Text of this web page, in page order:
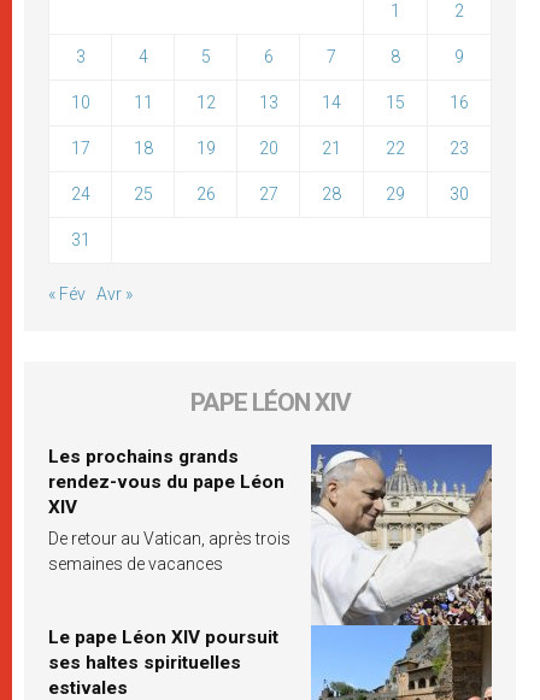
1 2
3 4 5 6 7 8 9
10 11 12 13 14 15 16
17 18 19 20 21 22 23
24 25 26 27 28 29 30
31
« Fév Avr »
PAPE LÉON XIV
Les prochains grands
rendez-vous du pape Léon
XIV
De retour au Vatican, après trois
semaines de vacances
Le pape Léon XIV poursuit
ses haltes spirituelles
estivales